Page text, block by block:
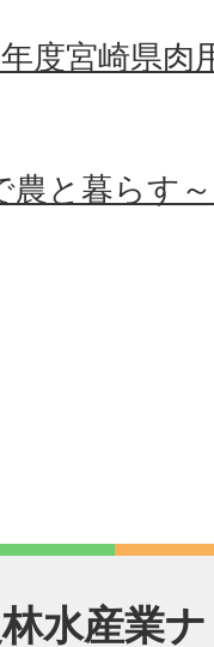
度宮崎県肉
農と暮らす
水産業